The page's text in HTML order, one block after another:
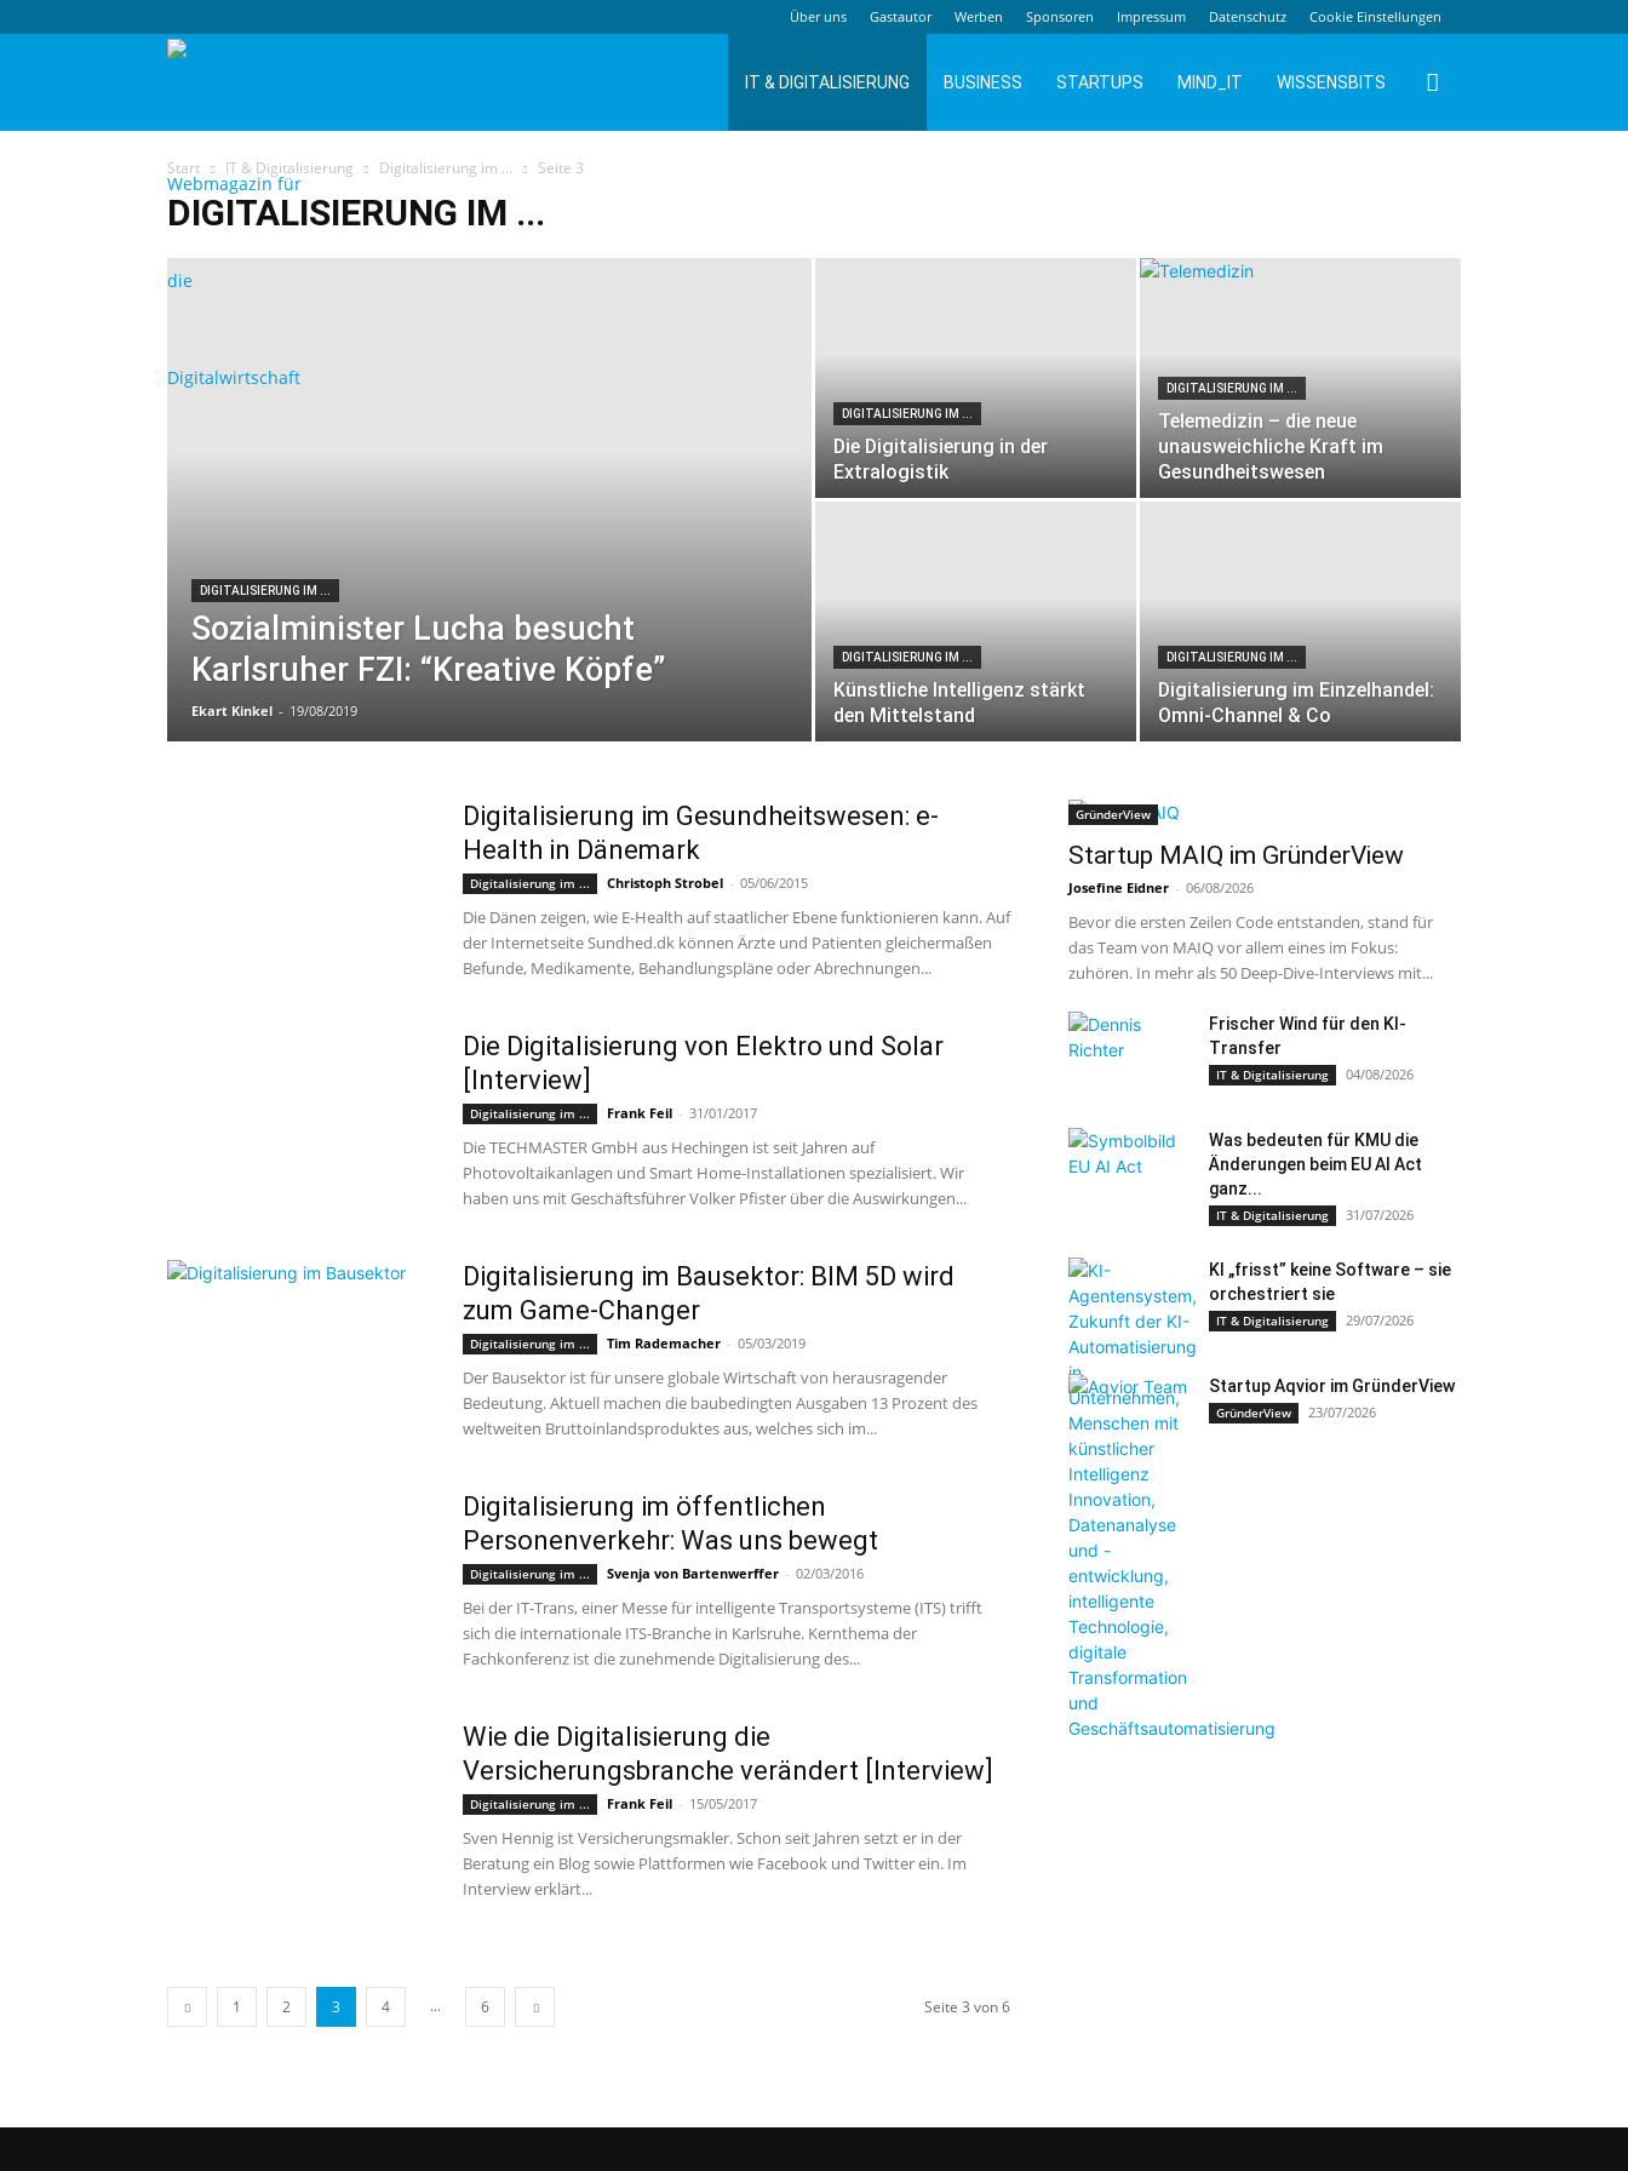
Über uns Gastautor Werben Sponsoren Impressum Datenschutz Cookie Einstellungen
IT & DIGITALISIERUNG BUSINESS STARTUPS MIND_IT WISSENSBITS
Start IT & Digitalisierung Digitalisierung im ... Seite 3
DIGITALISIERUNG IM ...
DIGITALISIERUNG IM ...
Sozialminister Lucha besucht
Karlsruher FZI: “Kreative Köpfe”
Ekart Kinkel - 19/08/2019
DIGITALISIERUNG IM ...
Die Digitalisierung in der
Extralogistik
DIGITALISIERUNG IM ...
Telemedizin – die neue
unausweichliche Kraft im
Gesundheitswesen
DIGITALISIERUNG IM ...
Künstliche Intelligenz stärkt
den Mittelstand
DIGITALISIERUNG IM ...
Digitalisierung im Einzelhandel:
Omni-Channel & Co
Digitalisierung im Gesundheitswesen: e-
Health in Dänemark
Digitalisierung im ... Christoph Strobel - 05/06/2015
Die Dänen zeigen, wie E-Health auf staatlicher Ebene funktionieren kann. Auf
der Internetseite Sundhed.dk können Ärzte und Patienten gleichermaßen
Befunde, Medikamente, Behandlungspläne oder Abrechnungen...
Die Digitalisierung von Elektro und Solar
[Interview]
Digitalisierung im ... Frank Feil - 31/01/2017
Die TECHMASTER GmbH aus Hechingen ist seit Jahren auf
Photovoltaikanlagen und Smart Home-Installationen spezialisiert. Wir
haben uns mit Geschäftsführer Volker Pfister über die Auswirkungen...
Digitalisierung im Bausektor: BIM 5D wird
zum Game-Changer
Digitalisierung im ... Tim Rademacher - 05/03/2019
Der Bausektor ist für unsere globale Wirtschaft von herausragender
Bedeutung. Aktuell machen die baubedingten Ausgaben 13 Prozent des
weltweiten Bruttoinlandsproduktes aus, welches sich im...
Digitalisierung im öffentlichen
Personenverkehr: Was uns bewegt
Digitalisierung im ... Svenja von Bartenwerffer - 02/03/2016
Bei der IT-Trans, einer Messe für intelligente Transportsysteme (ITS) trifft
sich die internationale ITS-Branche in Karlsruhe. Kernthema der
Fachkonferenz ist die zunehmende Digitalisierung des...
Wie die Digitalisierung die
Versicherungsbranche verändert [Interview]
Digitalisierung im ... Frank Feil - 15/05/2017
Sven Hennig ist Versicherungsmakler. Schon seit Jahren setzt er in der
Beratung ein Blog sowie Plattformen wie Facebook und Twitter ein. Im
Interview erklärt...
1 2 3 4 ... 6 Seite 3 von 6
GründerView
Startup MAIQ im GründerView
Josefine Eidner - 06/08/2026
Bevor die ersten Zeilen Code entstanden, stand für
das Team von MAIQ vor allem eines im Fokus:
zuhören. In mehr als 50 Deep-Dive-Interviews mit...
Frischer Wind für den KI-
Transfer
IT & Digitalisierung 04/08/2026
Was bedeuten für KMU die
Änderungen beim EU AI Act
ganz...
IT & Digitalisierung 31/07/2026
KI „frisst” keine Software – sie
orchestriert sie
IT & Digitalisierung 29/07/2026
Startup Aqvior im GründerView
GründerView 23/07/2026